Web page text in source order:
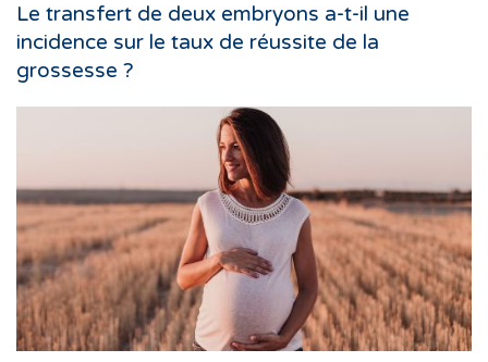
Le transfert de deux embryons a-t-il une
incidence sur le taux de réussite de la
grossesse ?